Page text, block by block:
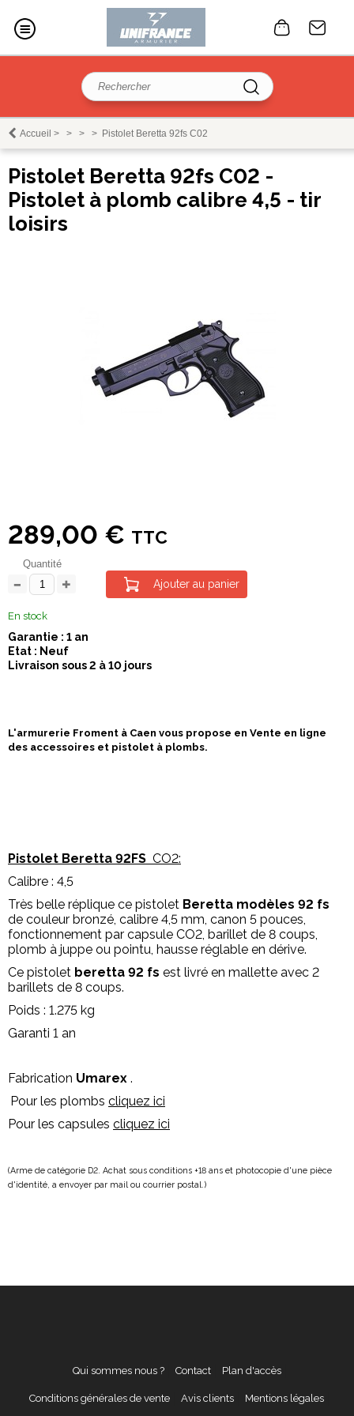
Accueil > > > > Pistolet Beretta 92fs C02
Pistolet Beretta 92fs C02 -
Pistolet à plomb calibre 4,5 - tir
loisirs
289,00 € TTC
Quantité
Ajouter au panier
En stock
Garantie : 1 an
Etat : Neuf
Livraison sous 2 à 10 jours
L'armurerie Froment à Caen vous propose en Vente en ligne
des accessoires et pistolet à plombs.
Pistolet Beretta 92FS CO2:
Calibre : 4,5
Très belle réplique ce pistolet Beretta modèles 92 fs
de couleur bronzé, calibre 4,5 mm, canon 5 pouces,
fonctionnement par capsule CO2, barillet de 8 coups,
plomb à juppe ou pointu, hausse réglable en dérive.
Ce pistolet beretta 92 fs est livré en mallette avec 2
barillets de 8 coups.
Poids : 1.275 kg
Garanti 1 an
Fabrication Umarex .
Pour les plombs cliquez ici
Pour les capsules cliquez ici
(Arme de catégorie D2. Achat sous conditions +18 ans et photocopie d'une pièce
d'identité, a envoyer par mail ou courrier postal.)
Qui sommes nous ? Contact Plan d'accès
Conditions générales de vente Avis clients Mentions légales